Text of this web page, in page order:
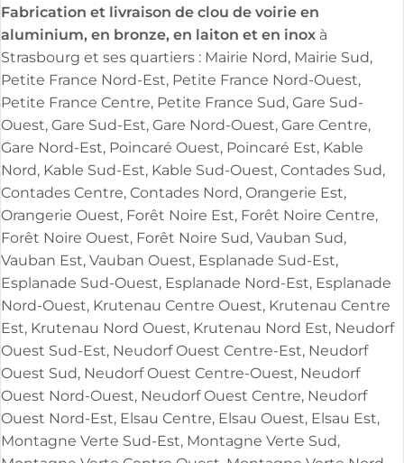
Fabrication et livraison de clou de voirie en
aluminium, en bronze, en laiton et en inox à
Strasbourg et ses quartiers : Mairie Nord, Mairie Sud,
Petite France Nord-Est, Petite France Nord-Ouest,
Petite France Centre, Petite France Sud, Gare Sud-
Ouest, Gare Sud-Est, Gare Nord-Ouest, Gare Centre,
Gare Nord-Est, Poincaré Ouest, Poincaré Est, Kable
Nord, Kable Sud-Est, Kable Sud-Ouest, Contades Sud,
Contades Centre, Contades Nord, Orangerie Est,
Orangerie Ouest, Forêt Noire Est, Forêt Noire Centre,
Forêt Noire Ouest, Forêt Noire Sud, Vauban Sud,
Vauban Est, Vauban Ouest, Esplanade Sud-Est,
Esplanade Sud-Ouest, Esplanade Nord-Est, Esplanade
Nord-Ouest, Krutenau Centre Ouest, Krutenau Centre
Est, Krutenau Nord Ouest, Krutenau Nord Est, Neudorf
Ouest Sud-Est, Neudorf Ouest Centre-Est, Neudorf
Ouest Sud, Neudorf Ouest Centre-Ouest, Neudorf
Ouest Nord-Ouest, Neudorf Ouest Centre, Neudorf
Ouest Nord-Est, Elsau Centre, Elsau Ouest, Elsau Est,
Montagne Verte Sud-Est, Montagne Verte Sud,